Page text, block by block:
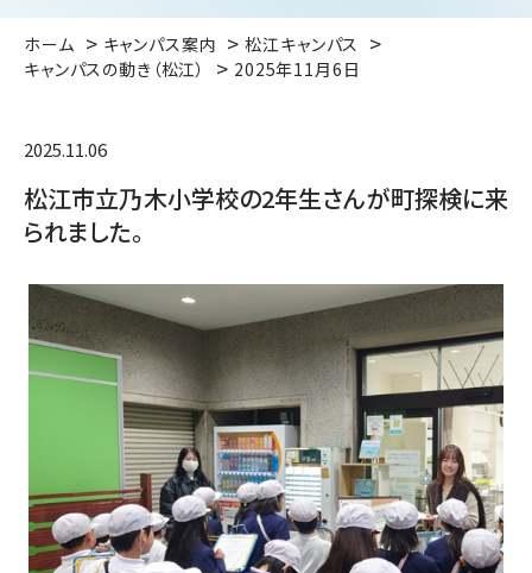
ホーム キャンパス案内
松江キャンパス
キャンパスの動き（松江）
2025年11月6日
2025.11.06
松江市立乃木小学校の2年生さんが町探検に来
られました。